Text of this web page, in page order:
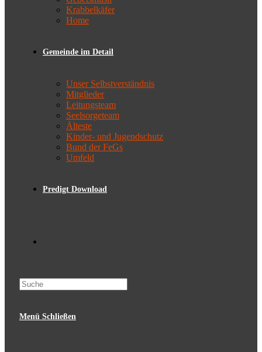
Krabbelkäfer
Home
Gemeinde im Detail
Unser Selbstverständnis
Mitglieder
Leitungsteam
Seelsorgeteam
Älteste
Kinder- und Jugendschutz
Bund der FeGs
Umfeld
Predigt Download
Menü Schließen